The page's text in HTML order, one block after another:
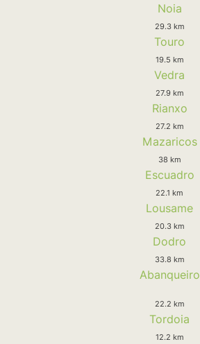
Noia
29.3 km
Touro
19.5 km
Vedra
27.9 km
Rianxo
27.2 km
Mazaricos
38 km
Escuadro
22.1 km
Lousame
20.3 km
Dodro
33.8 km
Abanqueiro
22.2 km
Tordoia
12.2 km